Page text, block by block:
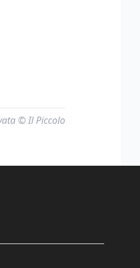
© Il Piccolo